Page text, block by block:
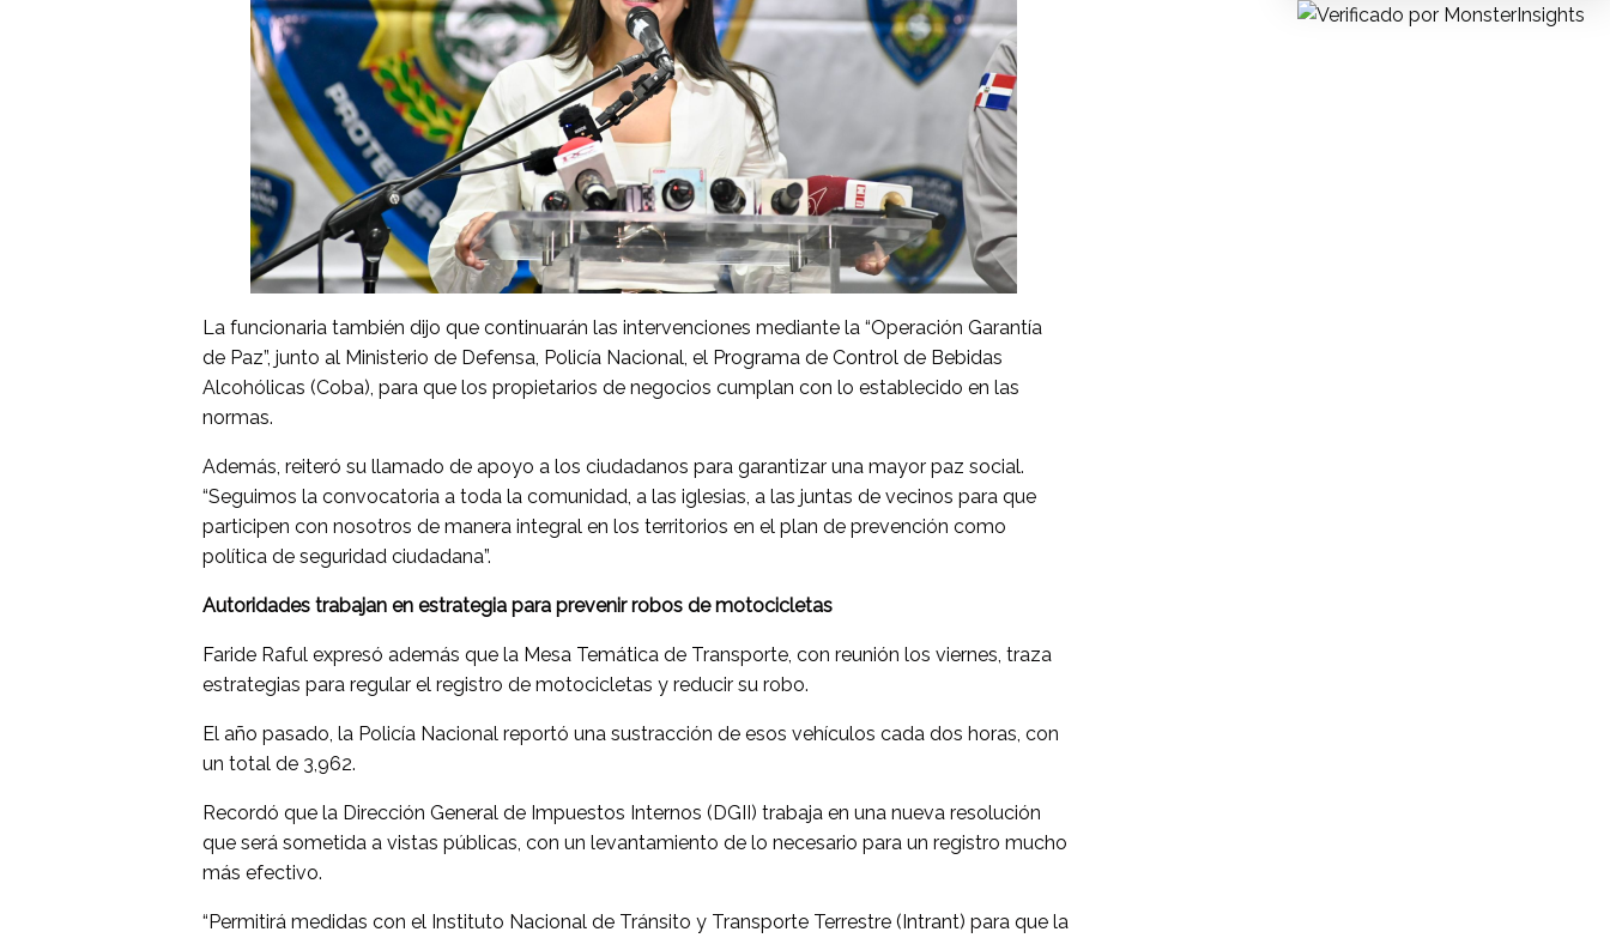
La funcionaria también dijo que continuarán las intervenciones mediante la “Operación Garantía
de Paz”, junto al Ministerio de Defensa, Policía Nacional, el Programa de Control de Bebidas
Alcohólicas (Coba), para que los propietarios de negocios cumplan con lo establecido en las
normas.
Además, reiteró su llamado de apoyo a los ciudadanos para garantizar una mayor paz social.
“Seguimos la convocatoria a toda la comunidad, a las iglesias, a las juntas de vecinos para que
participen con nosotros de manera integral en los territorios en el plan de prevención como
política de seguridad ciudadana”.
Autoridades trabajan en estrategia para prevenir robos de motocicletas
Faride Raful expresó además que la Mesa Temática de Transporte, con reunión los viernes, traza
estrategias para regular el registro de motocicletas y reducir su robo.
El año pasado, la Policía Nacional reportó una sustracción de esos vehículos cada dos horas, con
un total de 3,962.
Recordó que la Dirección General de Impuestos Internos (DGII) trabaja en una nueva resolución
que será sometida a vistas públicas, con un levantamiento de lo necesario para un registro mucho
más efectivo.
“Permitirá medidas con el Instituto Nacional de Tránsito y Transporte Terrestre (Intrant) para que la